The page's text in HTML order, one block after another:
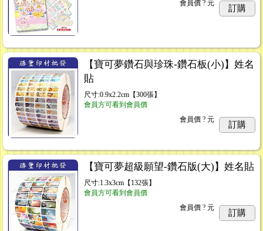
會員價 ? 元
訂購
【寶可夢鑽石與珍珠-鑽石板(小)】姓名
貼
尺寸:0.9x2.2cm【300張】
會員方可看到會員價
會員價 ? 元
訂購
【寶可夢超級願望-鑽石版(大)】姓名貼
尺寸:1.3x3cm【132張】
會員方可看到會員價
會員價 ? 元
訂購